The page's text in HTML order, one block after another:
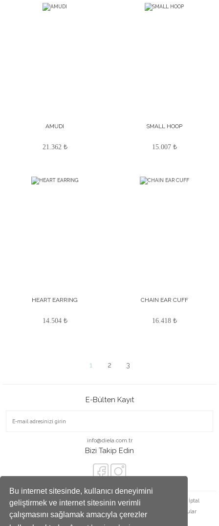
Bu internet sitesinde, kullanıcı deneyimini
geliştirmek ve internet sitesinin verimli
çalışmasını sağlamak amacıyla çerezler
AMUDI
21.362 ₺
SMALL HOOP
15.007 ₺
HEART EARRING
14.504 ₺
CHAIN EAR CUFF
16.418 ₺
1 2 3
E-Bülten Kayıt
info@diela.com.tr
Bizi Takip Edin
Satış Sözleşmesi Ödeme ve Teslimat Gizlilik ve Güvenlik
İade ve İptal
Kişisel Veriler Politikası
Havale Bildirim Formu
Sıkça Sorulan Sorular